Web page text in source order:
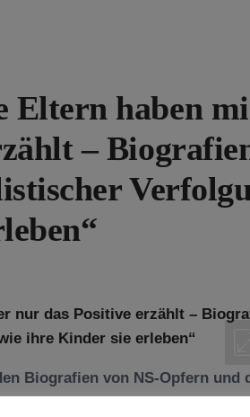
Eltern haben
–
Biografien von NS-Opfern und
Für einige Opfer